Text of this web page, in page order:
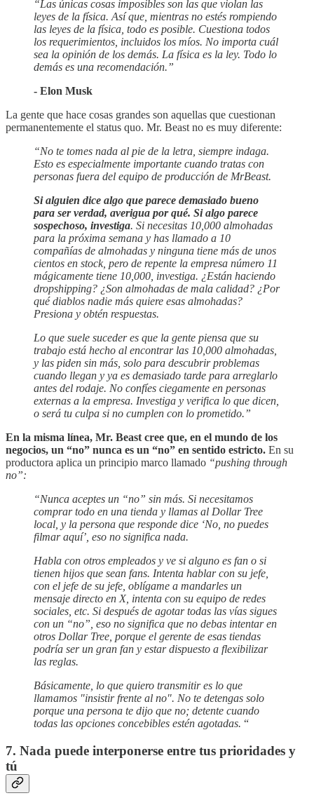
“Las únicas cosas imposibles son las que violan las
leyes de la física. Así que, mientras no estés rompiendo
las leyes de la física, todo es posible. Cuestiona todos
los requerimientos, incluidos los míos. No importa cuál
sea la opinión de los demás. La física es la ley. Todo lo
demás es una recomendación.”
- Elon Musk
La gente que hace cosas grandes son aquellas que cuestionan
permanentemente el status quo. Mr. Beast no es muy diferente:
“No te tomes nada al pie de la letra, siempre indaga.
Esto es especialmente importante cuando tratas con
personas fuera del equipo de producción de MrBeast.
Si alguien dice algo que parece demasiado bueno
para ser verdad, averigua por qué. Si algo parece
sospechoso, investiga. Si necesitas 10,000 almohadas
para la próxima semana y has llamado a 10
compañías de almohadas y ninguna tiene más de unos
cientos en stock, pero de repente la empresa número 11
mágicamente tiene 10,000, investiga. ¿Están haciendo
dropshipping? ¿Son almohadas de mala calidad? ¿Por
qué diablos nadie más quiere esas almohadas?
Presiona y obtén respuestas.
Lo que suele suceder es que la gente piensa que su
trabajo está hecho al encontrar las 10,000 almohadas,
y las piden sin más, solo para descubrir problemas
cuando llegan y ya es demasiado tarde para arreglarlo
antes del rodaje. No confíes ciegamente en personas
externas a la empresa. Investiga y verifica lo que dicen,
o será tu culpa si no cumplen con lo prometido.”
En la misma línea, Mr. Beast cree que, en el mundo de los
negocios, un “no” nunca es un “no” en sentido estricto. En su
productora aplica un principio marco llamado “pushing through
no”:
“Nunca aceptes un “no” sin más. Si necesitamos
comprar todo en una tienda y llamas al Dollar Tree
local, y la persona que responde dice ‘No, no puedes
filmar aquí’, eso no significa nada.
Habla con otros empleados y ve si alguno es fan o si
tienen hijos que sean fans. Intenta hablar con su jefe,
con el jefe de su jefe, oblígame a mandarles un
mensaje directo en X, intenta con su equipo de redes
sociales, etc. Si después de agotar todas las vías sigues
con un “no”, eso no significa que no debas intentar en
otros Dollar Tree, porque el gerente de esas tiendas
podría ser un gran fan y estar dispuesto a flexibilizar
las reglas.
Básicamente, lo que quiero transmitir es lo que
llamamos "insistir frente al no". No te detengas solo
porque una persona te dijo que no; detente cuando
todas las opciones concebibles estén agotadas. “
7. Nada puede interponerse entre tus prioridades y
tú